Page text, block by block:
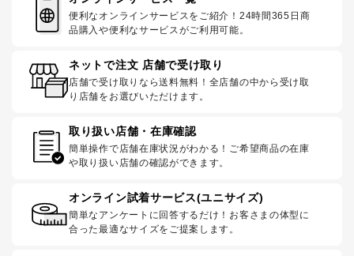
便利なオンラインサービスをご紹介！24時間365日商
品購入や便利なサービスがご利用可能。
ネットで注文 店舗で受け取り
店舗で受け取りなら送料無料！全店舗の中から受け取
り店舗をお選びいただけます。
取り扱い店舗・在庫確認
簡単操作で店舗在庫状況がわかる！ご希望商品の在庫
や取り扱い店舗の確認ができます。
オンライン試着サービス(ユニサイズ)
簡単なアンケートに回答するだけ！お客さまの体型に
合った最適なサイズをご提案します。